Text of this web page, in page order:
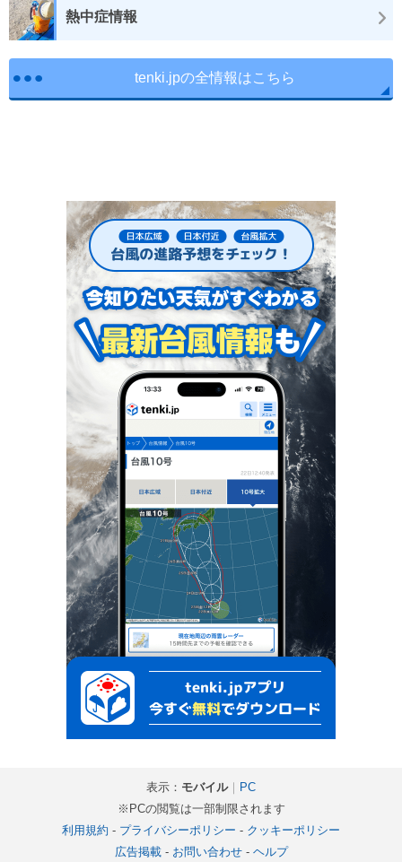
熱中症情報
tenki.jpの全情報はこちら
表示： モバイル｜ PC
※PCの閲覧は一部制限されます
利用規約 - プライバシーポリシー - クッキーポリシー
広告掲載- お問い合わせ- ヘルプ